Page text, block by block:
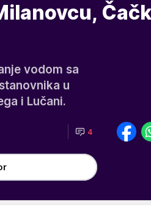
vodom sa
u
i Lučani.
4